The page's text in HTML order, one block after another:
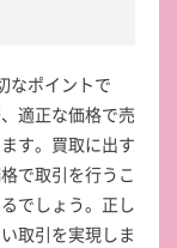
なポイントで
適正な価格で売
す。買取に出す
で取引を行うこ
でしょう。正し
取引を実現しま